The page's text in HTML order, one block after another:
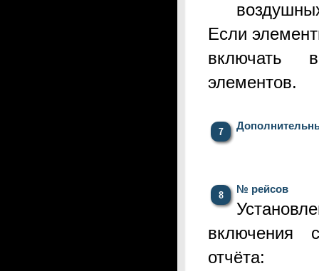
Если
включать
элементов.
№ рейсов
включения
отчёта: